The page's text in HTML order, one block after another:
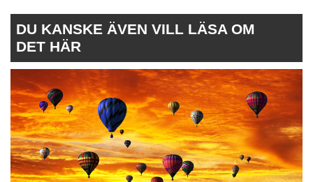
DU KANSKE ÄVEN VILL LÄSA OM
DET HÄR